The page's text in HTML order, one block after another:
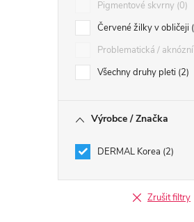
Pigmentové skvrny 0
Červené žilky v obličeji
Problematická / aknózní
Všechny druhy pleti 2
Výrobce / Značka
DERMAL Korea 2
Zrušit filtry